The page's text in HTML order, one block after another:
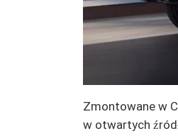
Zmontowane w
w otwartych